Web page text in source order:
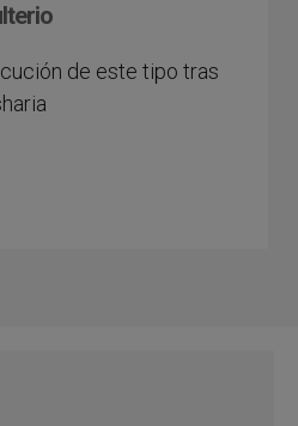
de este tipo tras